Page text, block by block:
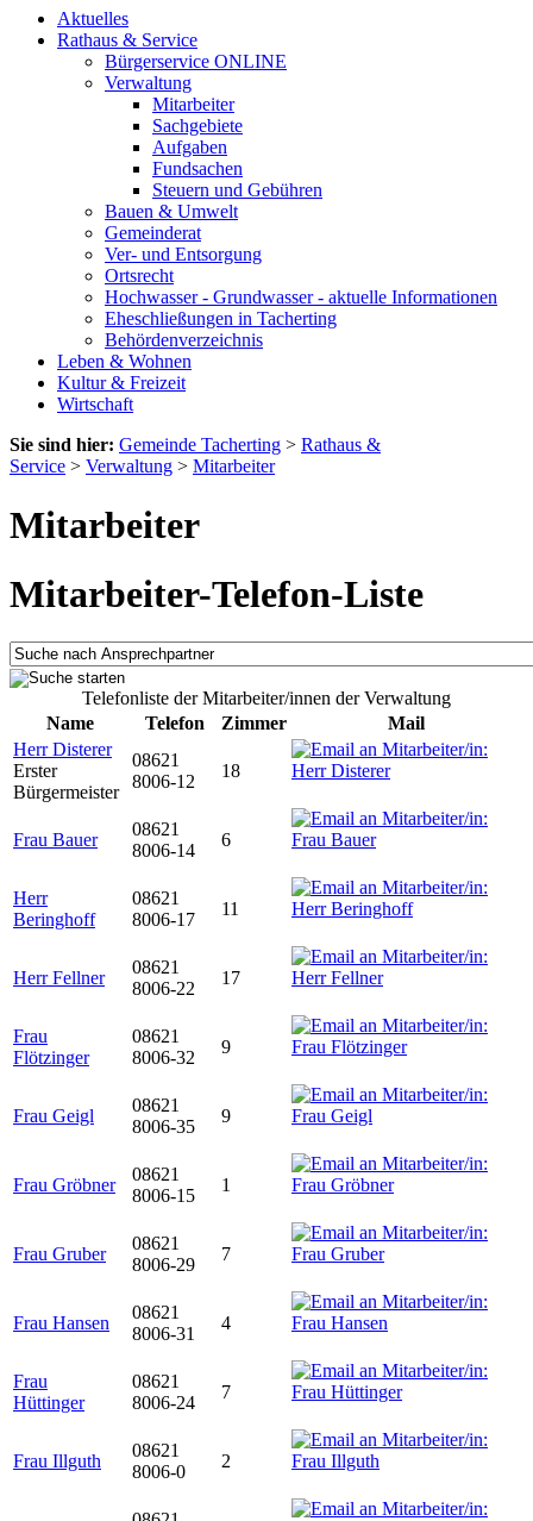
Aktuelles
Rathaus & Service
Bürgerservice ONLINE
Verwaltung
Mitarbeiter
Sachgebiete
Aufgaben
Fundsachen
Steuern und Gebühren
Bauen & Umwelt
Gemeinderat
Ver- und Entsorgung
Ortsrecht
Hochwasser - Grundwasser - aktuelle Informationen
Eheschließungen in Tacherting
Behördenverzeichnis
Leben & Wohnen
Kultur & Freizeit
Wirtschaft
Sie sind hier: Gemeinde Tacherting > Rathaus &
Service > Verwaltung > Mitarbeiter
Mitarbeiter
Mitarbeiter-Telefon-Liste
Telefonliste der Mitarbeiter/innen der Verwaltung
Name
Telefon Zimmer
Mail
Herr Disterer
Erster
Bürgermeister
08621
8006-12
18
Frau Bauer
08621
8006-14
6
Herr
Beringhoff
08621
8006-17
11
Herr Fellner
08621
8006-22
17
Frau
Flötzinger
08621
8006-32
9
Frau Geigl
08621
8006-35
9
Frau Gröbner
08621
8006-15
1
Frau Gruber
08621
8006-29
7
Frau Hansen
08621
8006-31
4
Frau
Hüttinger
08621
8006-24
7
Frau Illguth
08621
8006-0
2